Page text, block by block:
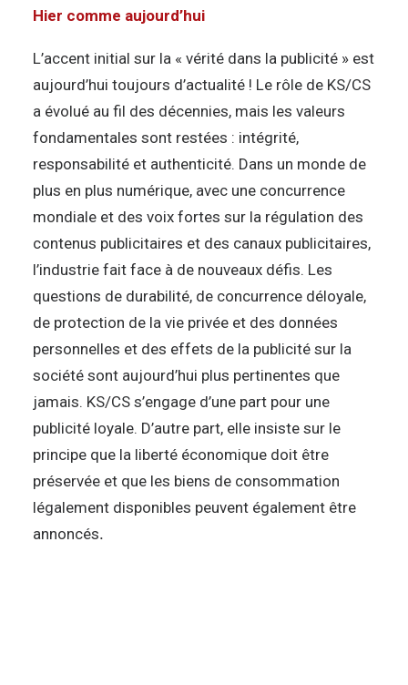
Hier comme aujourd’hui
L’accent initial sur la « vérité dans la publicité » est
aujourd’hui toujours d’actualité ! Le rôle de KS/CS
a évolué au fil des décennies, mais les valeurs
fondamentales sont restées : intégrité,
responsabilité et authenticité. Dans un monde de
plus en plus numérique, avec une concurrence
mondiale et des voix fortes sur la régulation des
contenus publicitaires et des canaux publicitaires,
l’industrie fait face à de nouveaux défis. Les
questions de durabilité, de concurrence déloyale,
de protection de la vie privée et des données
personnelles et des effets de la publicité sur la
société sont aujourd’hui plus pertinentes que
jamais. KS/CS s’engage d’une part pour une
publicité loyale. D’autre part, elle insiste sur le
principe que la liberté économique doit être
préservée et que les biens de consommation
légalement disponibles peuvent également être
annoncés.